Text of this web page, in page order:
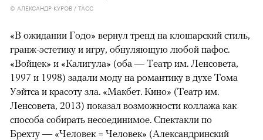
© АЛЕКСАНДР КУРОВ / ТАСС
«В ожидании Годо» вернул тренд на клошарский стиль,
гранж-эстетику и игру, обнуляющую любой пафос.
«Войцек» и «Калигула» (оба — Театр им. Ленсовета,
1997 и 1998) задали моду на романтику в духе Тома
Уэйтса и красоту зла. «Макбет. Кино» (Театр им.
Ленсовета, 2013) показал возможности коллажа как
способа собирать несоединимое. Спектакли по
Брехту — «Человек = Человек» (Александринский